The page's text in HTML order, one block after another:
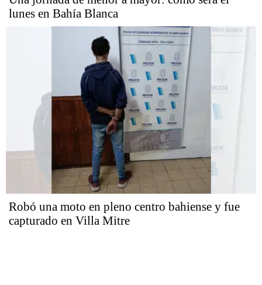
lunes en Bahía Blanca
Robó una moto en pleno centro bahiense y fue
capturado en Villa Mitre